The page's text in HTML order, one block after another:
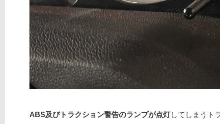
ABS及びトラクション警告のランプが点灯してしまうト